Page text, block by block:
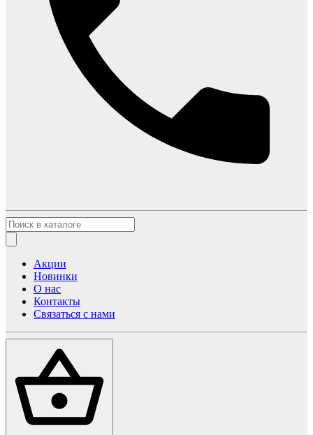
Акции
Новинки
О нас
Контакты
Связаться с нами